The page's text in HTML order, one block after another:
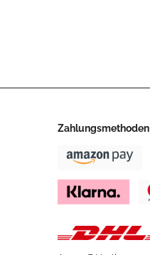
Zahlungsmethoden